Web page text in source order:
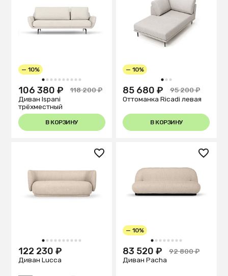
1 2 3 4 5 6 7 8 9 10
— 10%
106 380 ₽
118 200 ₽
Диван Ispani
трёхместный
В КОРЗИНУ
1 2 3
— 10%
85 680 ₽
95 200 ₽
Оттоманка Ricadi левая
В КОРЗИНУ
1 2 3 4 5 6 7 8 9 10
122 230 ₽
Диван Lucca
1 2 3 4 5 6 7 8
— 10%
83 520 ₽
92 800 ₽
Диван Pacha